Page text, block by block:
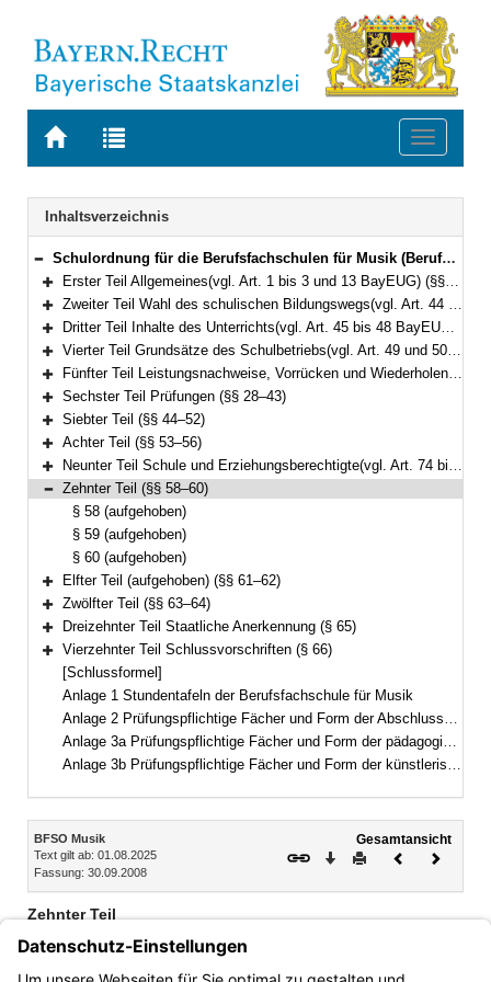
Zur
BAYERN.RECHT
Zur
letzten
Suche
Toggle
Navigation
Inhaltsverzeichnis
Bereich reduzieren
Schulordnung für die Berufsfachschulen für Musik (Berufsfachschulordnung Musik – BFSO Musik) Vom 30. September 2008 (GVBl. S. 806) BayRS 2236-4-1-3-K (§§ 1–66)
Bereich erweitern
Erster Teil Allgemeines(vgl. Art. 1 bis 3 und 13 BayEUG) (§§ 1–2)
Bereich erweitern
Zweiter Teil Wahl des schulischen Bildungswegs(vgl. Art. 44 BayEUG) (§§ 3–8)
Bereich erweitern
Dritter Teil Inhalte des Unterrichts(vgl. Art. 45 bis 48 BayEUG) (§§ 9–10)
Bereich erweitern
Vierter Teil Grundsätze des Schulbetriebs(vgl. Art. 49 und 50 BayEUG) (§§ 11–18)
Bereich erweitern
Fünfter Teil Leistungsnachweise, Vorrücken und Wiederholen, Zeugnisse (§§ 19–27)
Bereich erweitern
Sechster Teil Prüfungen (§§ 28–43)
Bereich erweitern
Siebter Teil (§§ 44–52)
Bereich erweitern
Achter Teil (§§ 53–56)
Bereich erweitern
Neunter Teil Schule und Erziehungsberechtigte(vgl. Art. 74 bis 76 BayEUG) (§ 57)
Bereich reduzieren
Zehnter Teil (§§ 58–60)
§ 58 (aufgehoben)
§ 59 (aufgehoben)
§ 60 (aufgehoben)
Bereich erweitern
Elfter Teil (aufgehoben) (§§ 61–62)
Bereich erweitern
Zwölfter Teil (§§ 63–64)
Bereich erweitern
Dreizehnter Teil Staatliche Anerkennung (§ 65)
Bereich erweitern
Vierzehnter Teil Schlussvorschriften (§ 66)
[Schlussformel]
Anlage 1 Stundentafeln der Berufsfachschule für Musik
Anlage 2 Prüfungspflichtige Fächer und Form der Abschlussprüfung der zweijährigen Ausbildung
Anlage 3a Prüfungspflichtige Fächer und Form der pädagogischen Zusatzprüfung
Anlage 3b Prüfungspflichtige Fächer und Form der künstlerischen Zusatzprüfung
Inhalt
BFSO Musik
Text gilt ab: 01.08.2025
Fassung: 30.09.2008
Gesamtansicht
Download
DruckenVorheriges
Zehnter Teil
§ 58 (aufgehoben)
§ 59 (aufgehoben)